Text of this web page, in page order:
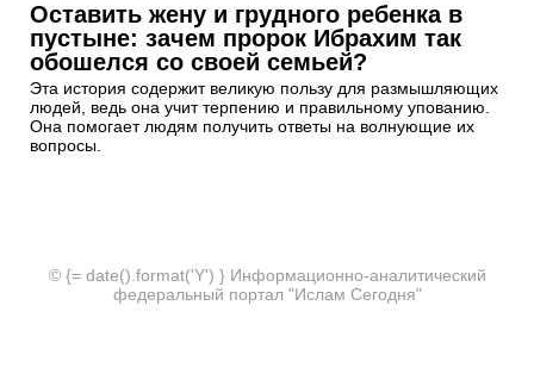
Оставить жену и грудного ребенка в
пустыне: зачем пророк Ибрахим так
обошелся со своей семьей?
Эта история содержит великую пользу для размышляющих
людей, ведь она учит терпению и правильному упованию.
Она помогает людям получить ответы на волнующие их
вопросы.
© {= date().format('Y') } Информационно-аналитический
федеральный портал "Ислам Сегодня"